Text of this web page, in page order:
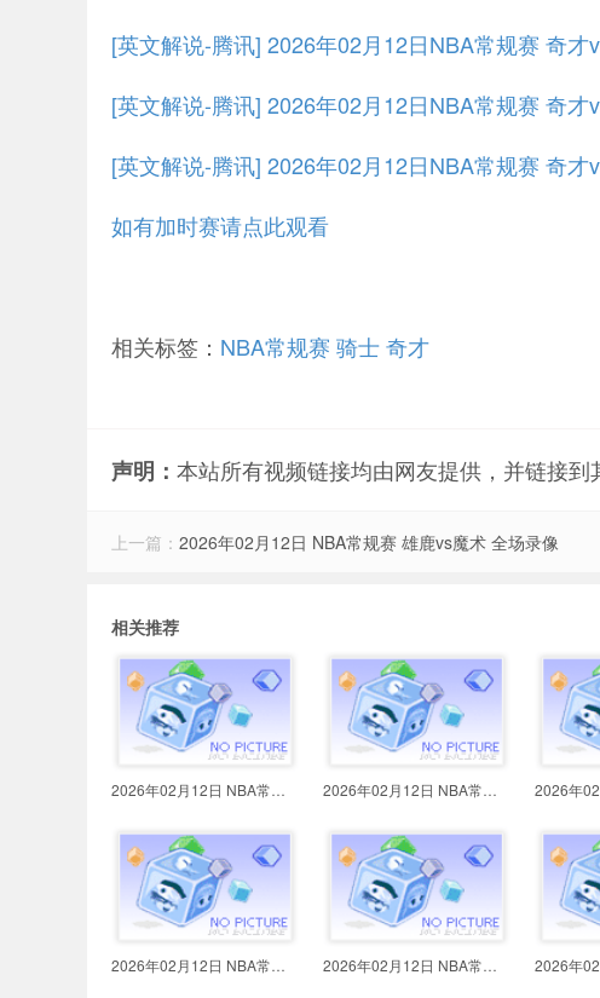
[英文解说-腾讯] 2026年02月12日NBA常规赛 奇才
[英文解说-腾讯] 2026年02月12日NBA常规赛 奇才
[英文解说-腾讯] 2026年02月12日NBA常规赛 奇才
如有加时赛请点此观看
相关标签： NBA常规赛 骑士奇才
声明： 本站所有视频链接均由网友提供，并链接到
上一篇： 2026年02月12日 NBA常规赛 雄鹿vs魔术 全场录像
相关推荐
2026年02月12日 NBA常规赛 热火vs 2026年02月12日 NBA常规赛 尼克斯v
2026年02月12日 NBA常规赛 活塞vs 2026年02月12日 NBA常规赛 马刺vs